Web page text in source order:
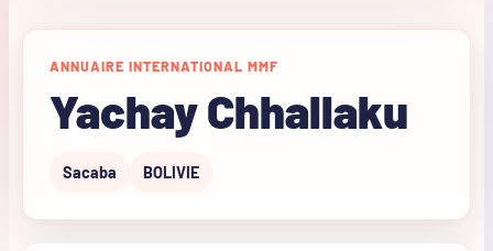
ANNUAIRE INTERNATIONAL MMF
Yachay Chhallaku
Sacaba BOLIVIE